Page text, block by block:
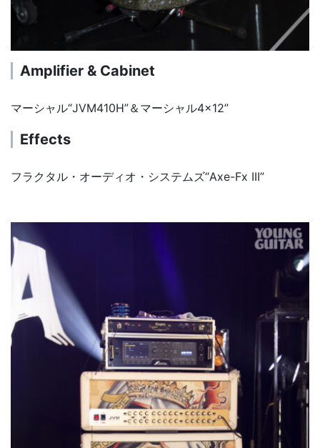
Amplifier & Cabinet
マーシャル“JVM410H”＆マーシャル4×12”
Effects
フラクタル・オーディオ・システムズ“Axe-Fx III”